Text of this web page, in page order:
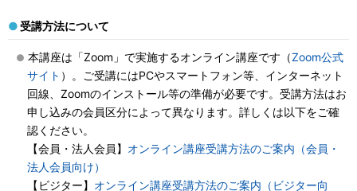
受講方法について
本講座は「Zoom」で実施するオンライン講座です（Zoom公式
サイト ）。ご受講にはPCやスマートフォン等、インターネット
回線、Zoomのインストール等の準備が必要です。受講方法はお
申し込みの会員区分によって異なります。詳しくは以下をご確
認ください。
【会員・法人会員】 オンライン講座受講方法のご案内（会員・
法人会員向け）
【ビジター】 オンライン講座受講方法のご案内（ビジター向